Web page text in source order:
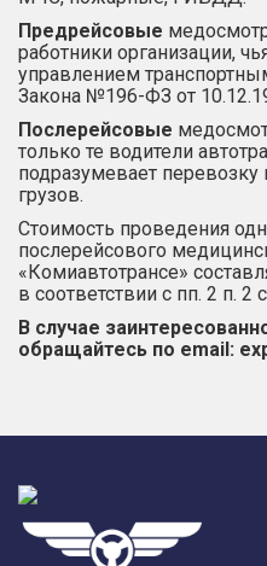
Предрейсовые
работники организации,
управлением
Закона №196-ФЗ от
Послерейсовые
только те водители
подразумевает
грузов.
Стоимость проведения
послерейсового
«Комиавтотрансе»
в соответствии с пп. 2 п. 2
В случае
обращайтесь по email: